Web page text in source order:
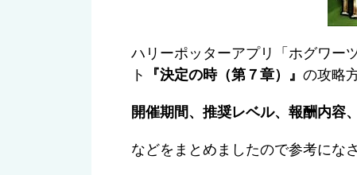
ハリーポッターアプリ「ホグワー
ト
『決定の時（第７章）』 の攻略
開催期間、推奨レベル、報酬内容
などをまとめましたので参考にな